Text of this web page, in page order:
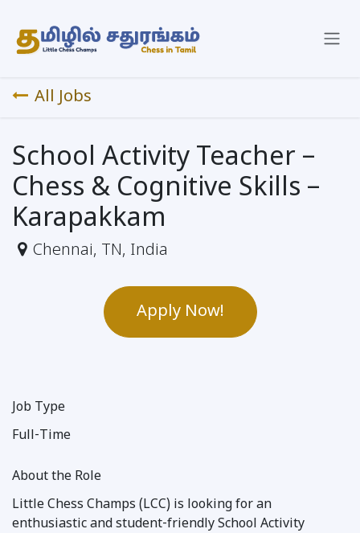
All Jobs
School Activity Teacher –
Chess & Cognitive Skills –
Karapakkam
Chennai, TN, India
Apply Now!
Job Type
Full-Time
About the Role
Little Chess Champs (LCC) is looking for an
enthusiastic and student-friendly School Activity